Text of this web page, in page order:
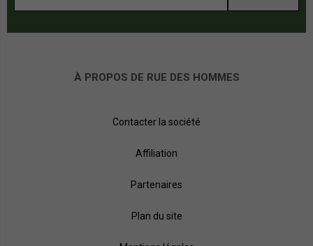
À PROPOS DE RUE DES HOMMES
Contacter la société
Affiliation
Partenaires
Plan du site